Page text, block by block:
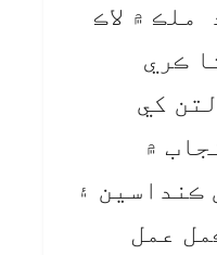
ملڪ ۾ لاڪ
ڪري
کي
۾
ڪنداسين ۽
عمل